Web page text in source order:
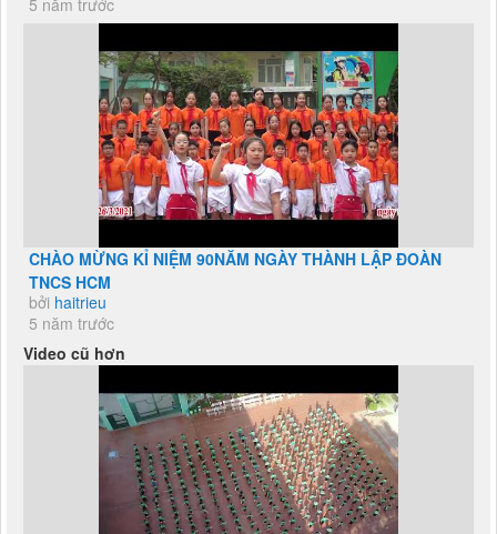
CHÀO MỪNG KỈ NIỆM 90NĂM NGÀY THÀNH LẬP ĐOÀN
TNCS HCM
bởi haitrieu
5 năm trước
Video cũ hơn